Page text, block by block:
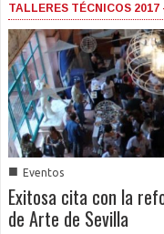
TALLERES TÉCNICOS 2017
■ Eventos
Exitosa cita con la
de Arte de Sevilla